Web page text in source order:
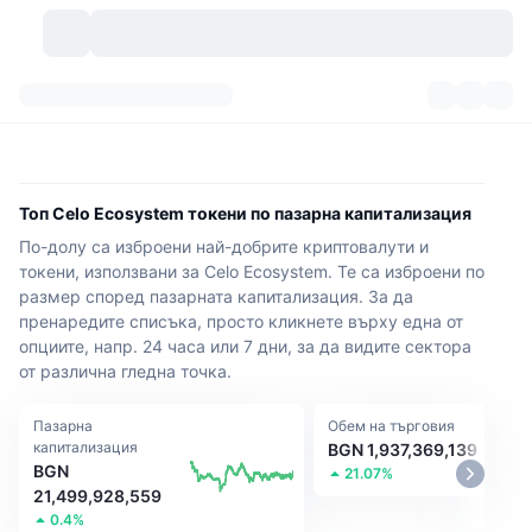
Категории
Исторически моментни снимки
Отключвания на токени
Продукти за доходност
Активи от реалния свят
Преглед на пазара
Спот пазар
Брой криптовалути
Биткойн хазни
БНБ хазни
Сигнали New
Популярни
Нов
Печеливши
Мем експолорър
Борси
Централизирани борси
Спот
Деривати
Децентрализирани борси
Community
Фийдове
Теми
Сесии на живо
API
API
Крипто API
Продукти
Продукти
Топ Celo Ecosystem токени по пазарна капитализация
По-долу са изброени най-добрите криптовалути и
токени, използвани за Celo Ecosystem. Те са изброени по
размер според пазарната капитализация. За да
пренаредите списъка, просто кликнете върху една от
опциите, напр. 24 часа или 7 дни, за да видите сектора
от различна гледна точка.
Пазарна
капитализация
BGN
21,499,928,559
0.4%
Обем на търговия
BGN 1,937,369,139
21.07%